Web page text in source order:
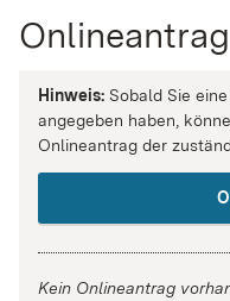
Onlineantrag
Hinweis: Sobald Sie
angegeben haben,
Onlineantrag der
Kein Onlineantrag